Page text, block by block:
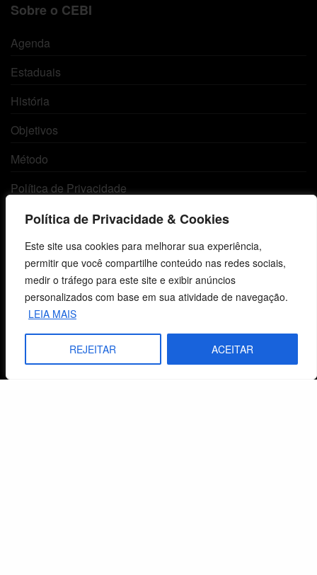
Política de Privacidade & Cookies
Este site usa cookies para melhorar sua experiência,
permitir que você compartilhe conteúdo nas redes sociais,
medir o tráfego para este site e exibir anúncios
personalizados com base em sua atividade de navegação.
LEIA MAIS
REJEITAR ACEITAR
Sobre o CEBI
Agenda
Estaduais
História
Objetivos
Método
Política de Privacidade
Livraria
Minha conta
Lista de Desejos